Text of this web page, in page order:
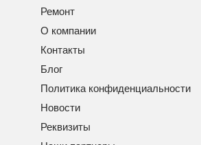
Ремонт
О компании
Контакты
Блог
Политика конфиденциальности
Новости
Реквизиты